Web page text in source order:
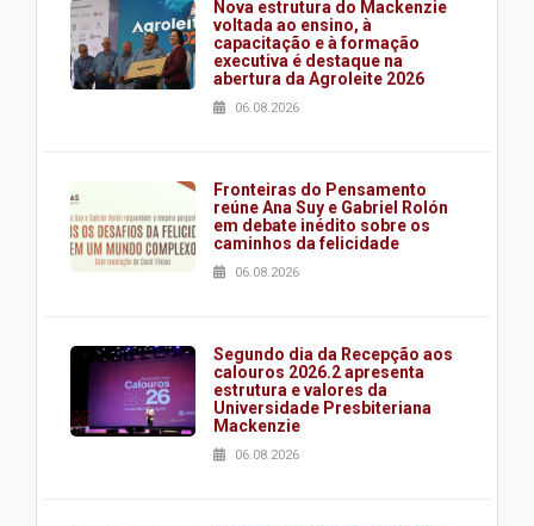
Nova estrutura do Mackenzie
voltada ao ensino, à
capacitação e à formação
executiva é destaque na
abertura da Agroleite 2026
06.08.2026
Fronteiras do Pensamento
reúne Ana Suy e Gabriel Rolón
em debate inédito sobre os
caminhos da felicidade
06.08.2026
Segundo dia da Recepção aos
calouros 2026.2 apresenta
estrutura e valores da
Universidade Presbiteriana
Mackenzie
06.08.2026